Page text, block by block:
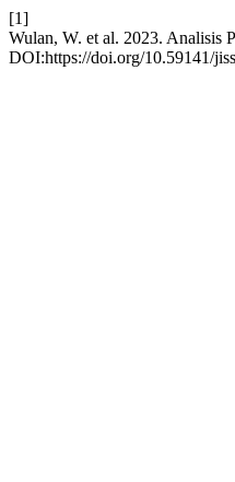
[1]
Wulan, W. et al. 2023. Analisis
DOI:https://doi.org/10.59141/